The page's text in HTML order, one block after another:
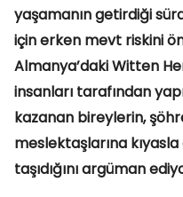
yaşamanın getirdiği
için erken mevt riskini
Almanya’daki Witten
insanları tarafından
kazanan bireylerin,
meslektaşlarına
taşıdığını argüman